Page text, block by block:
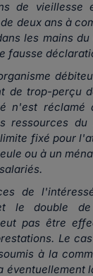
de vieillesse
deux ans à
les mains
fausse
de trop-perçu
n'est réclamé
ressources du
fixé pour
ou à un
de
le double
pas être
Le
à la
éventuellement